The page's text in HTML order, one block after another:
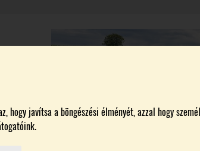
hogy javítsa a böngészési élményét, azzal hogy
BORÁSZATOK MAGYARORSZÁG LEGSZEBB